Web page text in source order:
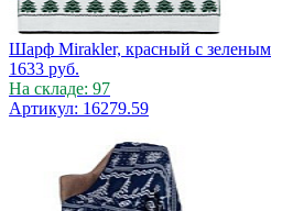
Шарф Mirakler, красный с зеленым
1633 руб.
На складе: 97
Артикул: 16279.59